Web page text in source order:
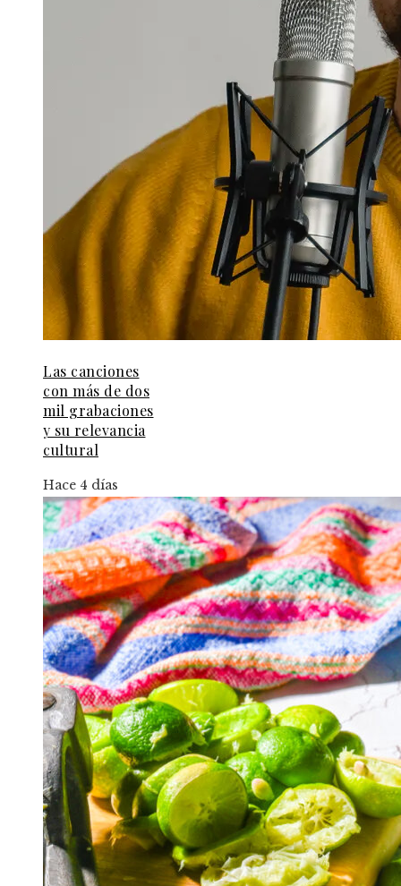
Las canciones
con más de dos
mil grabaciones
y su relevancia
cultural
Hace 4 días